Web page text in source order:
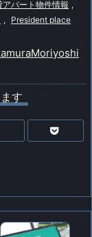
アパート物件情報 ,
, President place
す